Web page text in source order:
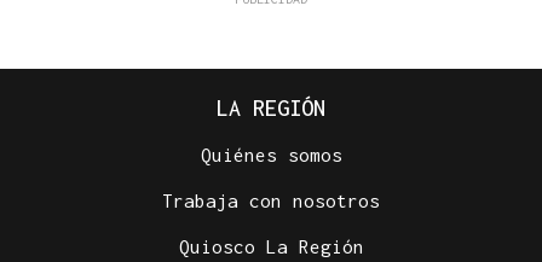
LA REGIÓN
Quiénes somos
Trabaja con nosotros
Quiosco La Región